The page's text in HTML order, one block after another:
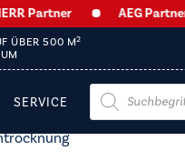
AEG Partner
ÜBER 500 M2
SERVICE
Products
search